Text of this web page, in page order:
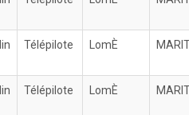
Télépilote LomÈ
Télépilote LomÈ